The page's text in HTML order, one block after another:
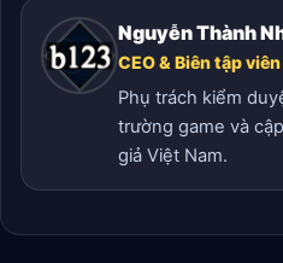
Nguyễn Thành
CEO & Biên tập
Phụ trách kiểm
trường game và
giả Việt Nam.